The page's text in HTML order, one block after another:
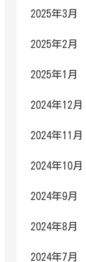
2025年3月
2025年2月
2025年1月
2024年12月
2024年11月
2024年10月
2024年9月
2024年8月
2024年7月